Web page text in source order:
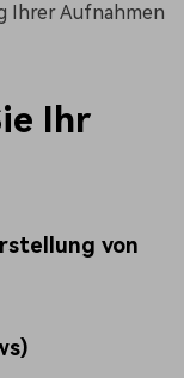
Ihrer Aufnahmen
Ihr
von